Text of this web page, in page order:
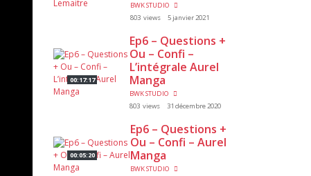
BWK STUDIO
803 views
5 janvier 2021
00:17:17
Ep6 – Questions +
Ou – Confi –
L’intégrale Aurel
Manga
BWK STUDIO
803 views
31 décembre 2020
00:05:20
Ep6 – Questions +
Ou – Confi – Aurel
Manga
BWK STUDIO